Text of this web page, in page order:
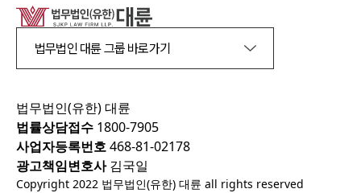
법무법인 대륜 그룹 바로가기
법무법인(유한) 대륜
법률상담접수 1800-7905
사업자등록번호468-81-02178
광고책임변호사김국일
Copyright 2022 법무법인(유한) 대륜 all rights reserved